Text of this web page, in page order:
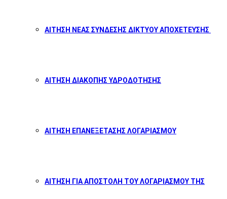
ΑΙΤΗΣΗ ΝΕΑΣ ΣΥΝΔΕΣΗΣ ΔΙΚΤΥΟΥ ΑΠΟΧΕΤΕΥΣΗΣ
ΑΙΤΗΣΗ ΔΙΑΚΟΠΗΣ ΥΔΡΟΔΟΤΗΣΗΣ
ΑΙΤΗΣΗ ΕΠΑΝΕΞΕΤΑΣΗΣ ΛΟΓΑΡΙΑΣΜΟΥ
ΑΙΤΗΣΗ ΓΙΑ ΑΠΟΣΤΟΛΗ ΤΟΥ ΛΟΓΑΡΙΑΣΜΟΥ ΤΗΣ